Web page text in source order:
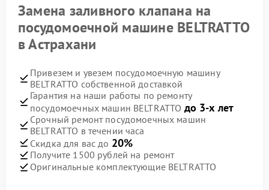
Замена заливного клапана на
посудомоечной машине BELTRATTO
в Астрахани
Привезем и увезем посудомоечную машину
BELTRATTO собственной доставкой
Гарантия на наши работы по ремонту
посудомоечных машин BELTRATTO до 3-х лет
Срочный ремонт посудомоечных машин
BELTRATTO в течении часа
Скидка для вас до 20%
Получите 1500 рублей на ремонт
Оригинальные комплектующие BELTRATTO